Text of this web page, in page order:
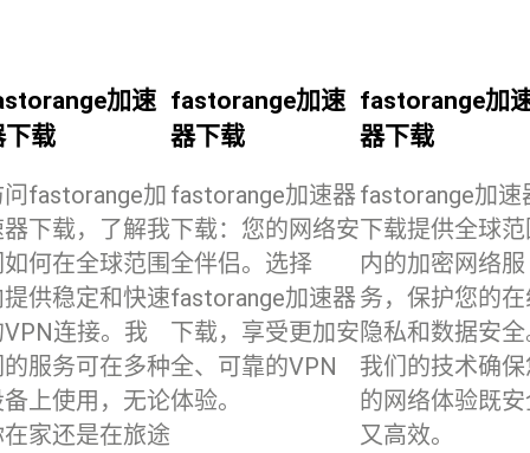
加速
下载
fastorange加
下载，了解我
何在全球范围
供稳定和快速
连接。我
服务可在多种
上使用，无论
家还是在旅途
fastorange加速
器下载
fastorange加速器
下载：您的网络安
全伴侣。选择
fastorange加速器
下载，享受更加安
全、可靠的VPN
体验。
fastorange加
器下载
fastorange加速
下载提供全球
内的加密网络服
务，保护您的
隐私和数据安
我们的技术确
的网络体验既
又高效。